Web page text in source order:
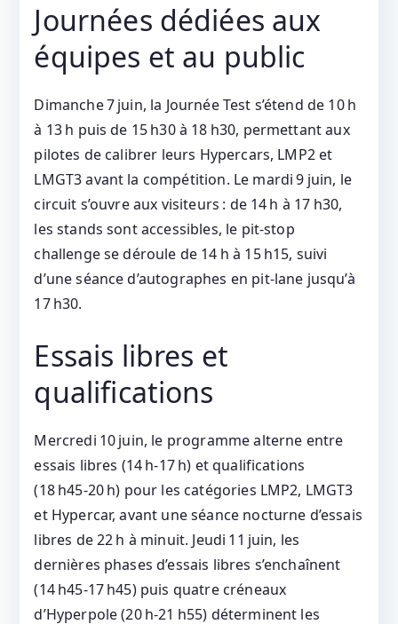
Journées dédiées aux
équipes et au public
Dimanche 7 juin, la Journée Test s’étend de 10 h
à 13 h puis de 15 h30 à 18 h30, permettant aux
pilotes de calibrer leurs Hypercars, LMP2 et
LMGT3 avant la compétition. Le mardi 9 juin, le
circuit s’ouvre aux visiteurs : de 14 h à 17 h30,
les stands sont accessibles, le pit‑stop
challenge se déroule de 14 h à 15 h15, suivi
d’une séance d’autographes en pit‑lane jusqu’à
17 h30.
Essais libres et
qualifications
Mercredi 10 juin, le programme alterne entre
essais libres (14 h‑17 h) et qualifications
(18 h45‑20 h) pour les catégories LMP2, LMGT3
et Hypercar, avant une séance nocturne d’essais
libres de 22 h à minuit. Jeudi 11 juin, les
dernières phases d’essais libres s’enchaînent
(14 h45‑17 h45) puis quatre créneaux
d’Hyperpole (20 h‑21 h55) déterminent les